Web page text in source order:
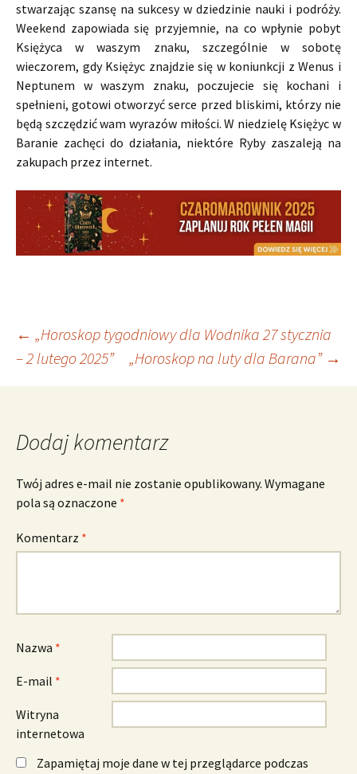
stwarzając szansę na sukcesy w dziedzinie nauki i podróży.
Weekend zapowiada się przyjemnie, na co wpłynie pobyt
Księżyca w waszym znaku, szczególnie w sobotę
wieczorem, gdy Księżyc znajdzie się w koniunkcji z Wenus i
Neptunem w waszym znaku, poczujecie się kochani i
spełnieni, gotowi otworzyć serce przed bliskimi, którzy nie
będą szczędzić wam wyrazów miłości. W niedzielę Księżyc w
Baranie zachęci do działania, niektóre Ryby zaszaleją na
zakupach przez internet.
Nawigacja
wpisu
← „Horoskop tygodniowy dla Wodnika 27 stycznia
– 2 lutego 2025”
„Horoskop na luty dla Barana” →
Dodaj komentarz
Twój adres e-mail nie zostanie opublikowany. Wymagane
pola są oznaczone *
Komentarz *
Nazwa *
E-mail *
Witryna
internetowa
Zapamiętaj moje dane w tej przeglądarce podczas